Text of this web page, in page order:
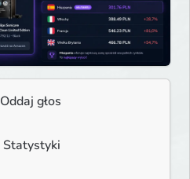
Oddaj głos
Statystyki